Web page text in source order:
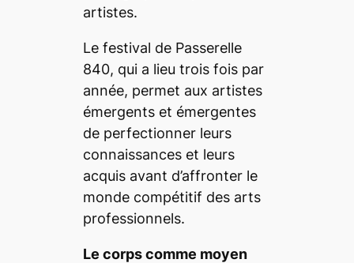
artistes.
Le festival de Passerelle
840, qui a lieu trois fois par
année, permet aux artistes
émergents et émergentes
de perfectionner leurs
connaissances et leurs
acquis avant d’affronter le
monde compétitif des arts
professionnels.
Le corps comme moyen